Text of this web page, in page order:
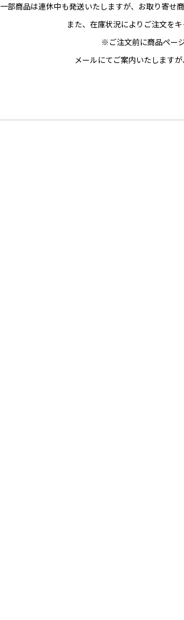
一部商品は連休中も発送いたしますが、お取り寄せ
また、在庫状況によりご注文を
※ご注文前に商品ペー
メールにてご案内いたします